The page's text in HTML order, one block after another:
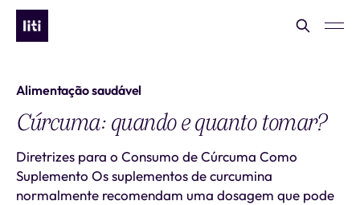
Alimentação saudável
Cúrcuma: quando e quanto tomar?
Diretrizes para o Consumo de Cúrcuma Como
Suplemento Os suplementos de curcumina
normalmente recomendam uma dosagem que pode